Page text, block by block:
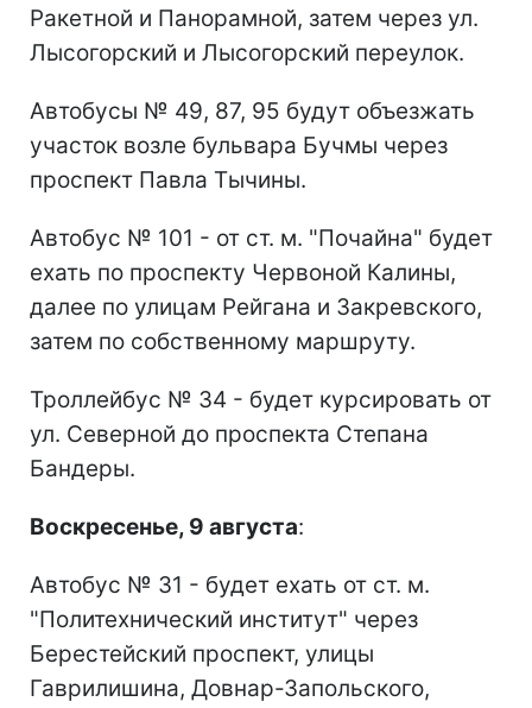
Ракетной и Панорамной, затем через ул.
Лысогорский и Лысогорский переулок.
Автобусы № 49, 87, 95 будут объезжать
участок возле бульвара Бучмы через
проспект Павла Тычины.
Автобус № 101 - от ст. м. "Почайна" будет
ехать по проспекту Червоной Калины,
далее по улицам Рейгана и Закревского,
затем по собственному маршруту.
Троллейбус № 34 - будет курсировать от
ул. Северной до проспекта Степана
Бандеры.
Воскресенье, 9 августа:
Автобус № 31 - будет ехать от ст. м.
"Политехнический институт" через
Берестейский проспект, улицы
Гаврилишина, Довнар-Запольского,